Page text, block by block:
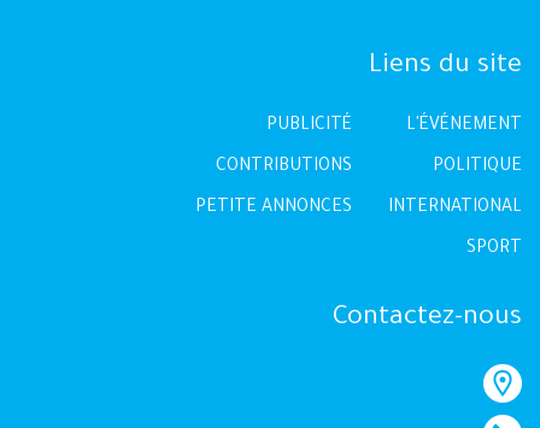
Liens du site
L'ÉVÉNEMENT
POLITIQUE
INTERNATIONAL
SPORT
PUBLICITÉ
CONTRIBUTIONS
PETITE ANNONCES
Contactez-nous